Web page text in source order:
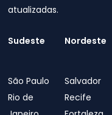
atualizadas.
Sudeste
São Paulo
Rio de
Nordeste
Salvador
Recife